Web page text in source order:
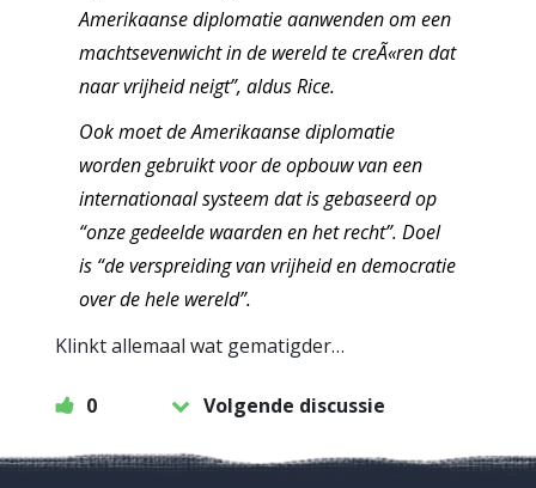
Amerikaanse diplomatie aanwenden om een
machtsevenwicht in de wereld te creÃ«ren dat
naar vrijheid neigt”, aldus Rice.
Ook moet de Amerikaanse diplomatie
worden gebruikt voor de opbouw van een
internationaal systeem dat is gebaseerd op
“onze gedeelde waarden en het recht”. Doel
is “de verspreiding van vrijheid en democratie
over de hele wereld”.
Klinkt allemaal wat gematigder…
0 Volgende discussie